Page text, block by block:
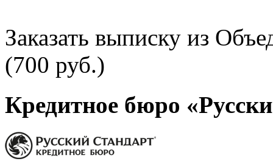
Заказать выписку из
(700 руб.)
Кредитное бюро